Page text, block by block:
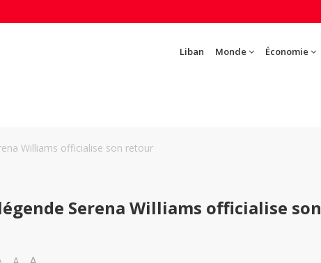
Liban Monde Économie
Williams officialise son retour
Serena Williams officialise son